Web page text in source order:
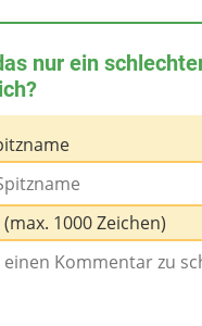
nur ein
1000 Zeichen)